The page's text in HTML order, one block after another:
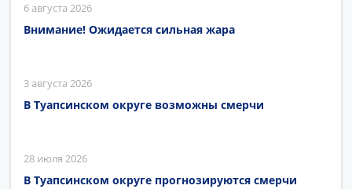
6 августа 2026
Внимание! Ожидается сильная жара
3 августа 2026
В Туапсинском округе возможны смерчи
28 июля 2026
В Туапсинском округе прогнозируются смерчи